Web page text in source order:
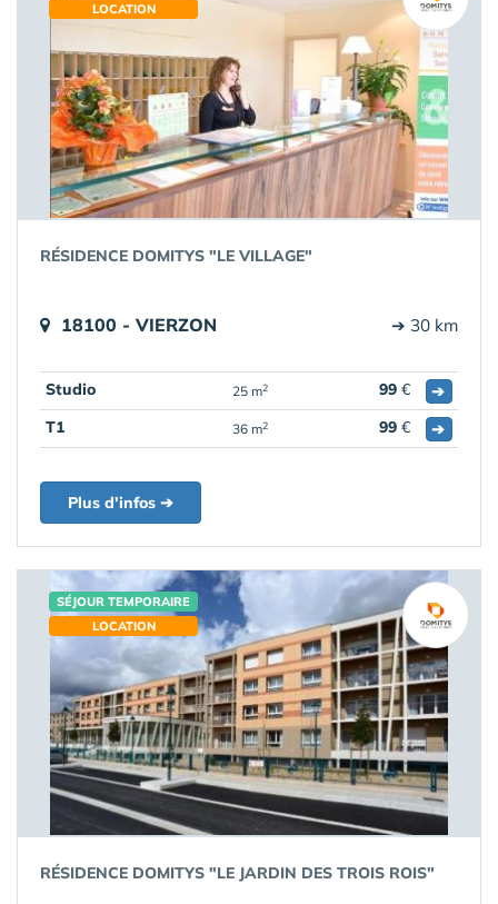
LOCATION
RÉSIDENCE DOMITYS "LE VILLAGE"
18100 - VIERZON ➔ 30 km
Studio 25 m2 99 €
➔
T1
36 m2 99 € ➔
Plus d'infos ➔
SÉJOUR TEMPORAIRE
LOCATION
RÉSIDENCE DOMITYS "LE JARDIN DES TROIS ROIS"